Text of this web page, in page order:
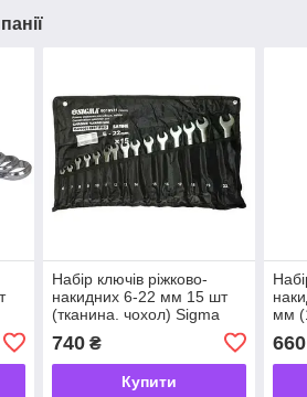
Набір ключів ріжково-
накидних 6-22 мм 15 шт
(тканина. чохол) Sigma
740₴
Купити
мм
660